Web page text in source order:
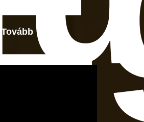
Tovább